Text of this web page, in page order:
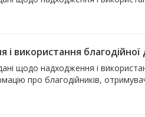
використання
щодо надходження і
про благодійників,